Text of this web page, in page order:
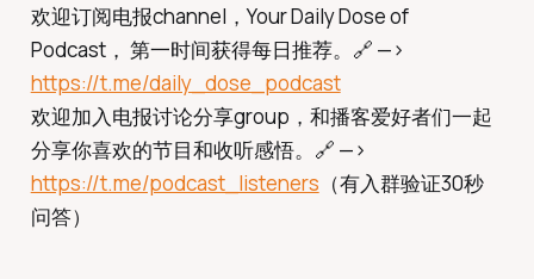
欢迎订阅电报channel，Your Daily Dose of
Podcast， 第一时间获得每日推荐。🔗 —>
https://t.me/daily_dose_podcast
欢迎加入电报讨论分享group，和播客爱好者们一起
分享你喜欢的节目和收听感悟。🔗 —>
https://t.me/podcast_listeners （有入群验证30秒
问答）